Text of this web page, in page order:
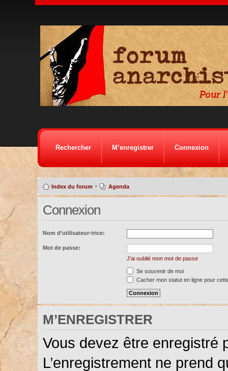
Rechercher M’enregistrer Connexion
Index du forum • Agenda
Connexion
Nom d’utilisateur-trice:
Mot de passe:
J’ai oublié mon mot de passe
Se souvenir de moi
Cacher mon statut en ligne pour
M’ENREGISTRER
Vous devez être enregistré
L’enregistrement ne prend